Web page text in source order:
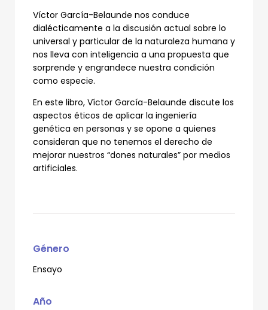
Víctor García-Belaunde nos conduce
dialécticamente a la discusión actual sobre lo
universal y particular de la naturaleza humana y
nos lleva con inteligencia a una propuesta que
sorprende y engrandece nuestra condición
como especie.
En este libro, Víctor García-Belaunde discute los
aspectos éticos de aplicar la ingeniería
genética en personas y se opone a quienes
consideran que no tenemos el derecho de
mejorar nuestros “dones naturales” por medios
artificiales.
Género
Ensayo
Año